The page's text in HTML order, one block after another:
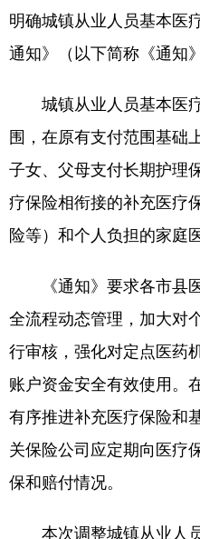
明确城镇从业人员基本医
通知》（以下简称《通知》
城镇从业人员基本医
围，在原有支付范围基础
子女、父母支付长期护理
疗保险相衔接的补充医疗
险等）和个人负担的家庭
《通知》要求各市县
全流程动态管理，加大对
行审核，强化对定点医药
账户资金安全有效使用。
有序推进补充医疗保险和
关保险公司应定期向医疗
保和赔付情况。
本次调整城镇从业人